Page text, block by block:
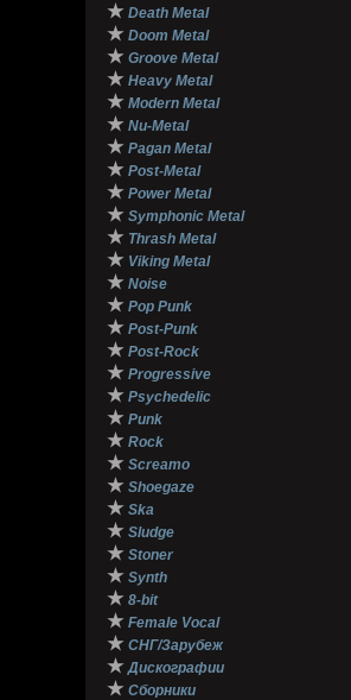
★ Death Metal
★ Doom Metal
★ Groove Metal
★ Heavy Metal
★ Modern Metal
★ Nu-Metal
★ Pagan Metal
★ Post-Metal
★ Power Metal
★ Symphonic Metal
★ Thrash Metal
★ Viking Metal
★ Noise
★ Pop Punk
★ Post-Punk
★ Post-Rock
★ Progressive
★ Psychedelic
★ Punk
★ Rock
★ Screamo
★ Shoegaze
★ Ska
★ Sludge
★ Stoner
★ Synth
★ 8-bit
★ Female Vocal
★ СНГ/Зарубеж
★ Дискографии
★ Сборники